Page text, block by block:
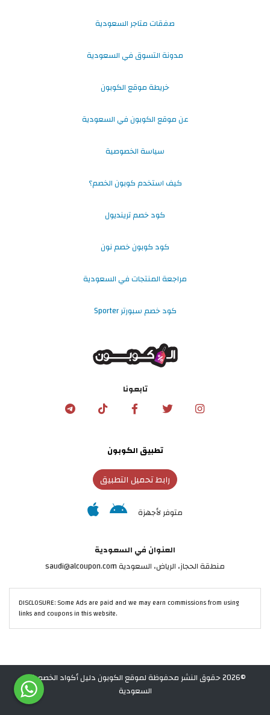
صفقات متاجر السعودية
مدونة التسوق في السعودية
خريطة موقع الكوبون
عن موقع الكوبون في السعودية
سياسة الخصوصية
كيف استخدم كوبون الخصم؟
كود خصم ترينديول
كود كوبون خصم نون
مراجعة المنتجات في السعودية
كود خصم سبورتر Sporter
تابعونا
تطبيق الكوبون
رابط تحميل التطبيق
متوفر لأجهزة
العنوان في السعودية
منطقة الحجاز، الرياض، السعودية saudi@alcoupon.com
DISCLOSURE: Some Ads are paid and we may earn commissions from using
links and coupons in this website.
©2026 حقوق النشر محفوظة لموقع الكوبون دليل أكواد الخصم في
السعودية